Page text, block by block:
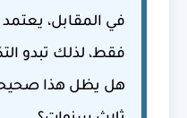
في المقابل، يعتمد
فقط، لذلك تبدو
هل يظل هذا